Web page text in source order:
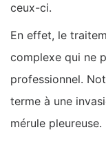
ceux-ci.
En effet, le
complexe qui ne
professionnel.
terme à une
mérule pleureuse.